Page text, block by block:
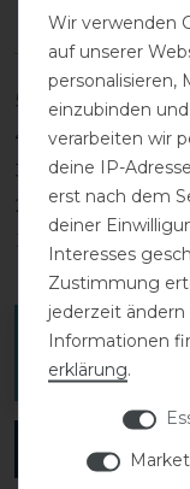
5
4
3
2
1
Melde dich
verfassen.
ANMELDEN
Wir verwenden
auf unserer
personalisieren,
einzubinden
verarbeiten wir
deine IP-
erst nach dem
deiner
Interesses
Zustimmung
jederzeit
Informationen
erklärung.